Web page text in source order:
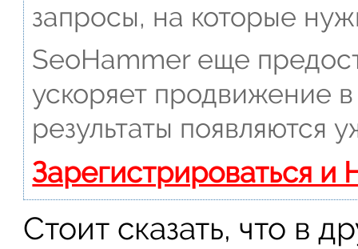
запросы, на которые
SeoHammer еще
ускоряет продвижение
результаты появляются
Зарегистрироваться и
Стоит сказать, что в